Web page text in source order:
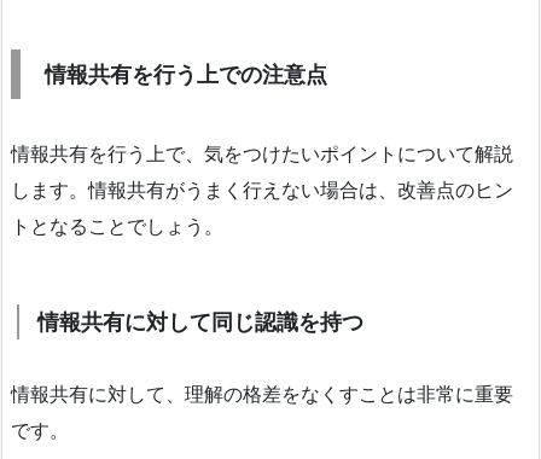
情報共有を行う上での注意点
情報共有を行う上で、気をつけたいポイントについて解説
します。情報共有がうまく行えない場合は、改善点のヒン
トとなることでしょう。
情報共有に対して同じ認識を持つ
情報共有に対して、理解の格差をなくすことは非常に重要
です。